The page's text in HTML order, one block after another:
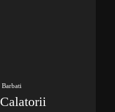
Barbati
Calatorii